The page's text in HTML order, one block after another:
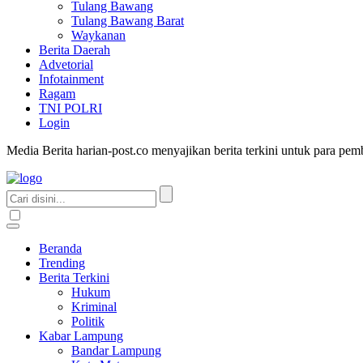
Tulang Bawang
Tulang Bawang Barat
Waykanan
Berita Daerah
Advetorial
Infotainment
Ragam
TNI POLRI
Login
Media Berita harian-post.co menyajikan berita terkini untuk para
Beranda
Trending
Berita Terkini
Hukum
Kriminal
Politik
Kabar Lampung
Bandar Lampung